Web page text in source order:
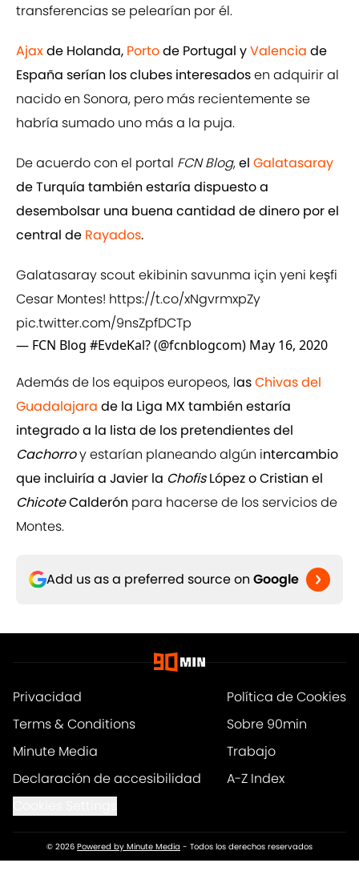
transferencias se pelearían por él.
Ajaxde Holanda, Portode Portugal yValencia de
España serían los clubes interesadosen adquirir al
nacido en Sonora, pero más recientemente se
habría sumado uno más a la puja.
De acuerdo con el portal FCN Blog,el Galatasaray
de Turquía también estaría dispuesto a
desembolsar una buena cantidad de dinero por el
central de Rayados.
Galatasaray scout ekibinin savunma için yeni keşfi
Cesar Montes! https://t.co/xNgvrmxpZy
pic.twitter.com/9nsZpfDCTp
— FCN Blog #EvdeKal? (@fcnblogcom) May 16, 2020
Además de los equipos europeos, lasChivas del
Guadalajara de la Liga MX también estaría
integrado a la lista de los pretendientes del
Cachorroy estarían planeando algún intercambio
que incluiría a Javier la ChofisLópez o Cristian el
ChicoteCalderón para hacerse de los servicios de
Montes.
Add us as a preferred source on Google
Privacidad
Política de Cookies
Terms & Conditions
Sobre 90min
Minute Media
Trabajo
Declaración de accesibilidad
A-Z Index
© 2026 Powered by Minute Media - Todos los derechos reservados